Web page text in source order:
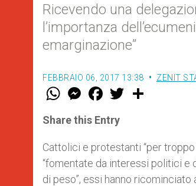
Ricevendo una
l’importanza
emarginazione”
FEBBRAIO 06, 2017 13:38 ZENIT
W
t
s
p
p
M
e
s
e
g
e
r
F
a
e
b
o
k
w
r
Share this Entry
Cattolici e protestanti “per
“fomentate da interessi politici e
di peso”, essi hanno ricominciato